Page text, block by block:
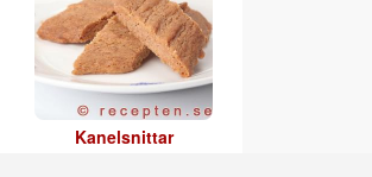
Kanelsnittar